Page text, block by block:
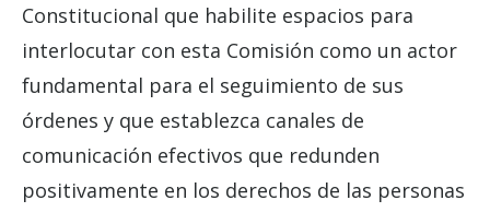
Constitucional que habilite espacios para
interlocutar con esta Comisión como un actor
fundamental para el seguimiento de sus
órdenes y que establezca canales de
comunicación efectivos que redunden
positivamente en los derechos de las personas